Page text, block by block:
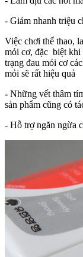
- Giảm nhanh triệu
Việc chơi thể thao,
mỏi cơ, đặc biệt khi
trạng đau mỏi cơ
mỏi sẽ rất hiệu quả
- Những vết thâm
sản phẩm cũng có
- Hỗ trợ ngăn ngừa